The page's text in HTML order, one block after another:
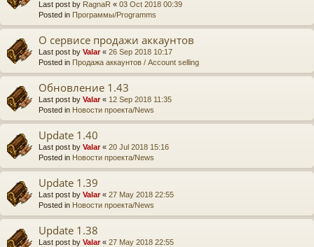
Last post by RagnaR « 03 Oct 2018 00:39
Posted in Программы/Programms
О сервисе продажи аккаунтов
Last post by Valar« 26 Sep 2018 10:17
Posted in Продажа аккаунтов / Account selling
Обновление 1.43
Last post by Valar« 12 Sep 2018 11:35
Posted in Новости проекта/News
Update 1.40
Last post by Valar« 20 Jul 2018 15:16
Posted in Новости проекта/News
Update 1.39
Last post by Valar« 27 May 2018 22:55
Posted in Новости проекта/News
Update 1.38
Last post by Valar« 27 May 2018 22:55